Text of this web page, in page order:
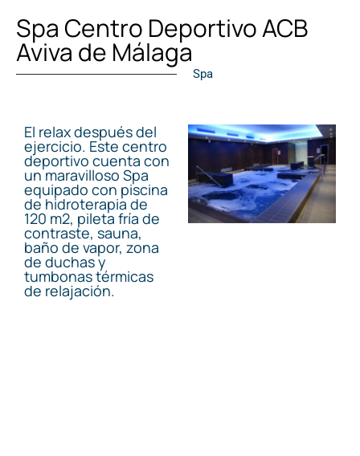
Spa Centro Deportivo ACB
Aviva de Málaga
Spa
El relax después del
ejercicio. Este centro
deportivo cuenta con
un maravilloso Spa
equipado con piscina
de hidroterapia de
120 m2, pileta fría de
contraste, sauna,
baño de vapor, zona
de duchas y
tumbonas térmicas
de relajación.